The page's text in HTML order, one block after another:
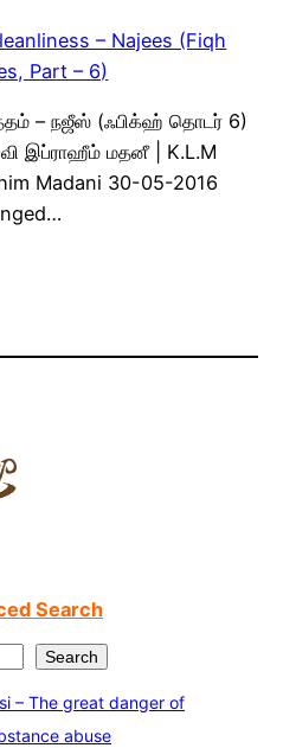
– Najees (Fiqh
Part – 6)
– நஜீஸ் (ஃபிக்ஹ் தொடர் 6)
இப்ராஹீம் மதனீ | K.L.M
Madani 30-05-2016
Search
Search
– The great danger of
abuse